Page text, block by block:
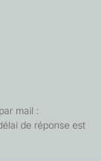
mail :
de réponse est